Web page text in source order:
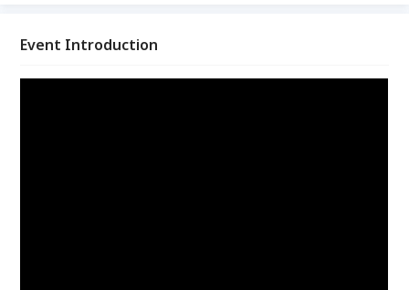
計，歡迎報名上課喔！
Event Introduction